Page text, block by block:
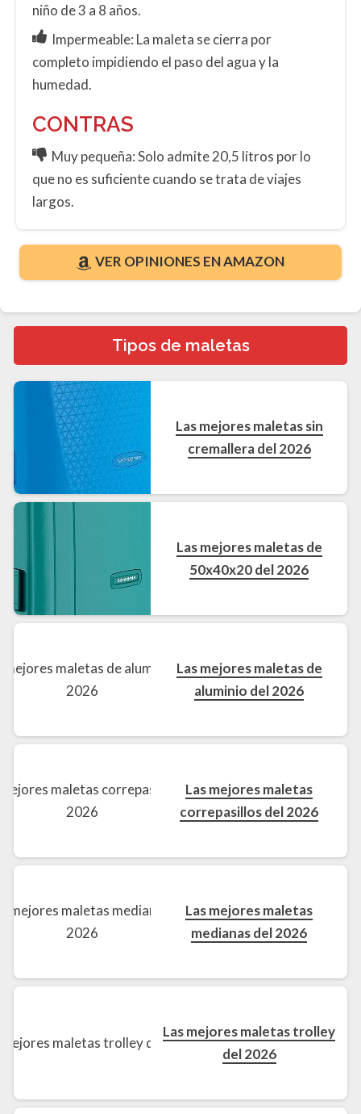
niño de 3 a 8 años.
Impermeable: La maleta se cierra por
completo impidiendo el paso del agua y la
humedad.
CONTRAS
Muy pequeña: Solo admite 20,5 litros por lo
que no es suficiente cuando se trata de viajes
largos.
VER OPINIONES EN AMAZON
Tipos de maletas
Las mejores maletas sin
cremallera del 2026
Las mejores maletas de
50x40x20 del 2026
Las mejores maletas de
aluminio del 2026
Las mejores maletas
correpasillos del 2026
Las mejores maletas
medianas del 2026
Las mejores maletas trolley
del 2026